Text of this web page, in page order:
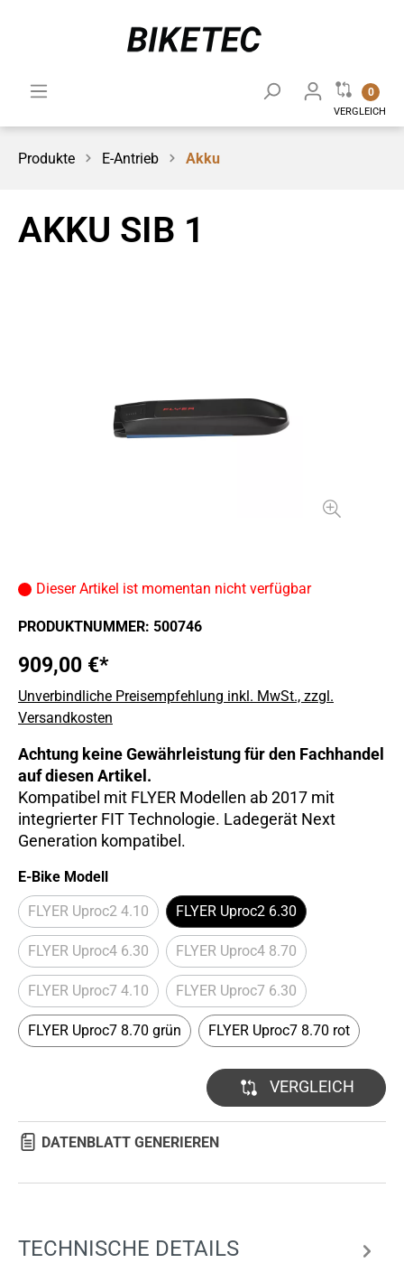
0
VERGLEICH
Produkte E-Antrieb Akku
AKKU SIB 1
Dieser Artikel ist momentan nicht verfügbar
PRODUKTNUMMER: 500746
909,00 €*
Unverbindliche Preisempfehlung inkl. MwSt., zzgl.
Versandkosten
Achtung keine Gewährleistung für den Fachhandel
auf diesen Artikel.
Kompatibel mit FLYER Modellen ab 2017 mit
integrierter FIT Technologie. Ladegerät Next
Generation kompatibel.
E-Bike Modell
FLYER Uproc2 4.10
FLYER Uproc2 6.30
FLYER Uproc4 6.30 FLYER Uproc4 8.70
FLYER Uproc7 4.10 FLYER Uproc7 6.30
FLYER Uproc7 8.70 grün FLYER Uproc7 8.70 rot
VERGLEICH
DATENBLATT GENERIEREN
TECHNISCHE DETAILS